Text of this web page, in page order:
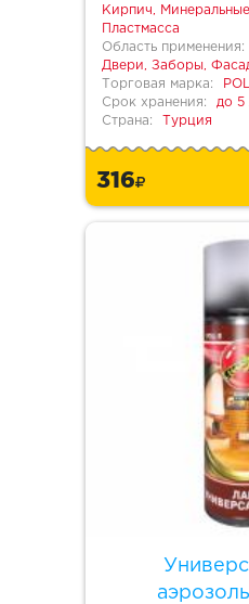
Кирпич,
Пластмасса
Область применения:
Двери, Заборы,
Торговая марка:
Срок хранения:
до 5
Страна:
Турция
316